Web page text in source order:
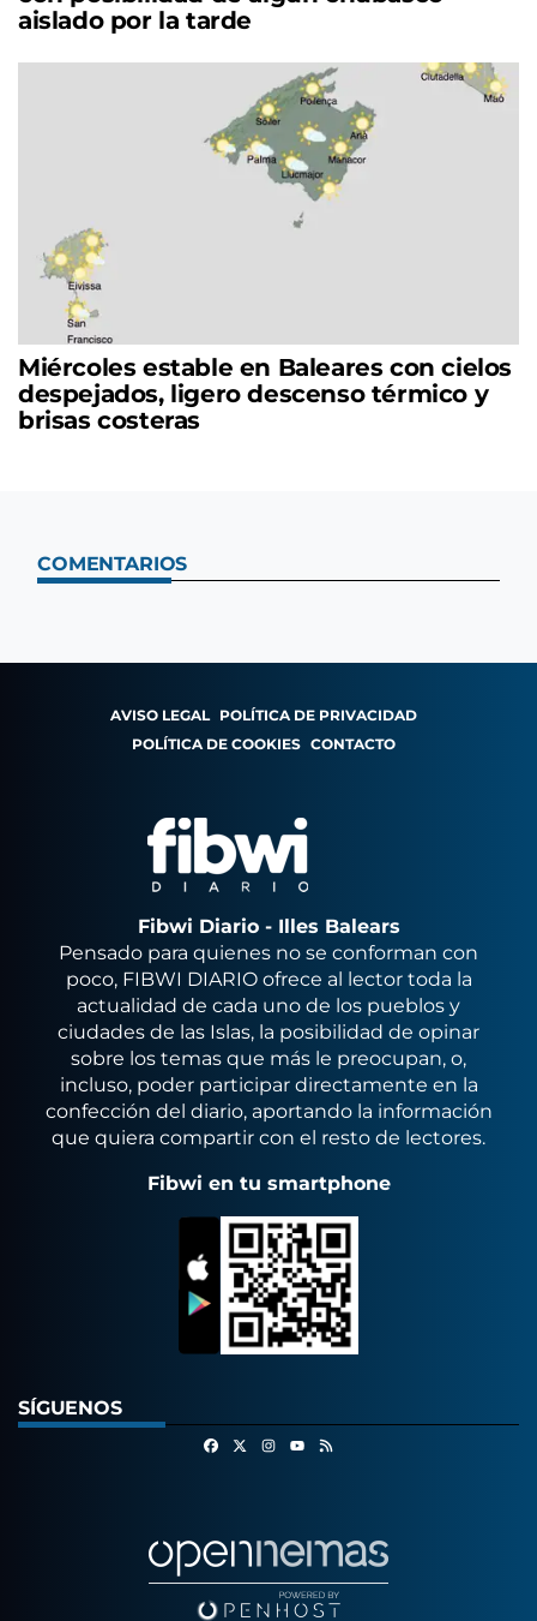
aislado por la tarde
Miércoles estable en Baleares con cielos
despejados, ligero descenso térmico y
brisas costeras
COMENTARIOS
AVISO LEGAL POLÍTICA DE PRIVACIDAD
POLÍTICA DE COOKIES CONTACTO
Fibwi Diario - Illes Balears
Pensado para quienes no se conforman con
poco, FIBWI DIARIO ofrece al lector toda la
actualidad de cada uno de los pueblos y
ciudades de las Islas, la posibilidad de opinar
sobre los temas que más le preocupan, o,
incluso, poder participar directamente en la
confección del diario, aportando la información
que quiera compartir con el resto de lectores.
Fibwi en tu smartphone
SÍGUENOS
FacebookInstagram